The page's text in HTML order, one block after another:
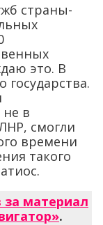
страны-
это. В
в
смогли
времени
такого
материал
.